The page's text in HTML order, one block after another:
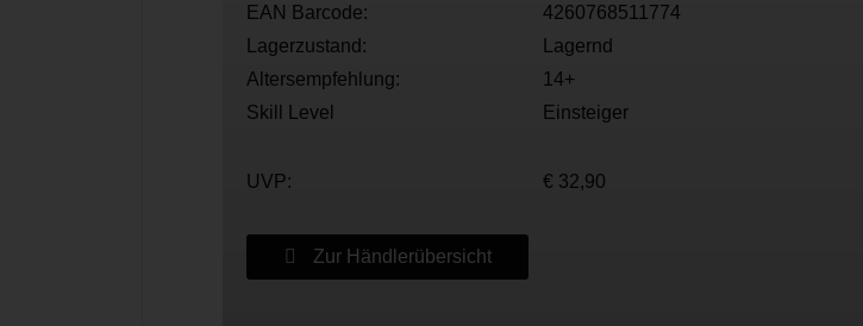
EAN Barcode:
4260768511774
Lagerzustand:
Lagernd
Altersempfehlung:
14+
Skill Level
Einsteiger
UVP: € 32,90
Zur Händlerübersicht